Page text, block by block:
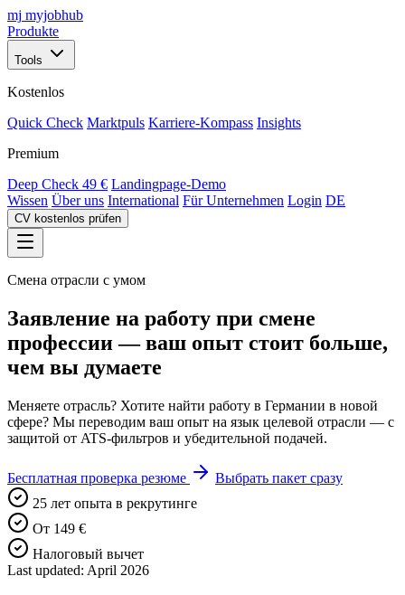
mj myjobhub
Produkte
Tools
Kostenlos
Quick Check Marktpuls Karriere-Kompass Insights
Premium
Deep Check 49 € Landingpage-Demo
Wissen Über uns International Für Unternehmen Login DE
CV kostenlos prüfen
Смена отрасли с умом
Заявление на работу при смене
профессии — ваш опыт стоит больше,
чем вы думаете
Меняете отрасль? Хотите найти работу в Германии в новой
сфере? Мы переводим ваш опыт на язык целевой отрасли — с
защитой от ATS-фильтров и убедительной подачей.
Бесплатная проверка резюме
Выбрать пакет сразу
25 лет опыта в рекрутинге
От 149 €
Налоговый вычет
Last updated: April 2026